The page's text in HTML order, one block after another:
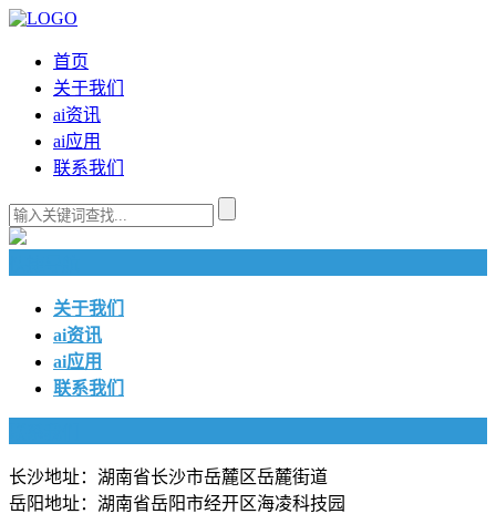
首页
关于我们
ai资讯
ai应用
联系我们
关于我们
ai资讯
ai应用
联系我们
长沙地址：湖南省长沙市岳麓区岳麓街道
岳阳地址：湖南省岳阳市经开区海凌科技园